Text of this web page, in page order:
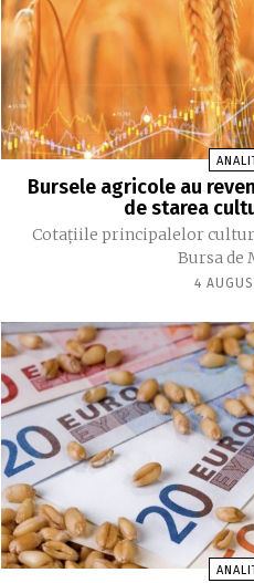
Bursele agricole au
de starea
Cotațiile principalelor
Bursa de
4